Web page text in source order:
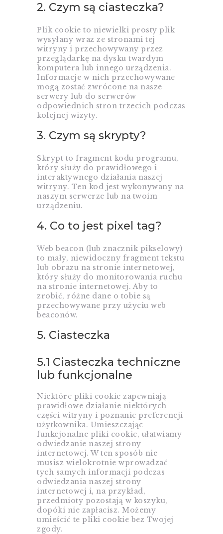
2. Czym są ciasteczka?
Plik cookie to niewielki prosty plik
wysyłany wraz ze stronami tej
witryny i przechowywany przez
przeglądarkę na dysku twardym
komputera lub innego urządzenia.
Informacje w nich przechowywane
mogą zostać zwrócone na nasze
serwery lub do serwerów
odpowiednich stron trzecich podczas
kolejnej wizyty.
3. Czym są skrypty?
Skrypt to fragment kodu programu,
który służy do prawidłowego i
interaktywnego działania naszej
witryny. Ten kod jest wykonywany na
naszym serwerze lub na twoim
urządzeniu.
4. Co to jest pixel tag?
Web beacon (lub znacznik pikselowy)
to mały, niewidoczny fragment tekstu
lub obrazu na stronie internetowej,
który służy do monitorowania ruchu
na stronie internetowej. Aby to
zrobić, różne dane o tobie są
przechowywane przy użyciu web
beaconów.
5. Ciasteczka
5.1 Ciasteczka techniczne
lub funkcjonalne
Niektóre pliki cookie zapewniają
prawidłowe działanie niektórych
części witryny i poznanie preferencji
użytkownika. Umieszczając
funkcjonalne pliki cookie, ułatwiamy
odwiedzanie naszej strony
internetowej. W ten sposób nie
musisz wielokrotnie wprowadzać
tych samych informacji podczas
odwiedzania naszej strony
internetowej i, na przykład,
przedmioty pozostają w koszyku,
dopóki nie zapłacisz. Możemy
umieścić te pliki cookie bez Twojej
zgody.